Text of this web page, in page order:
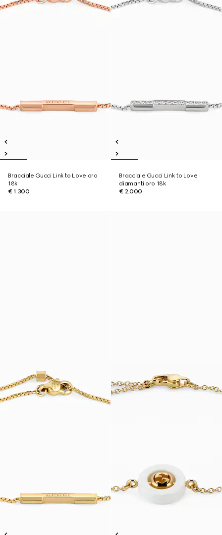
Bracciale Gucci Link to Love oro
18k
€ 1.300
Bracciale Gucci Link to Love
diamanti oro 18k
€ 2.000